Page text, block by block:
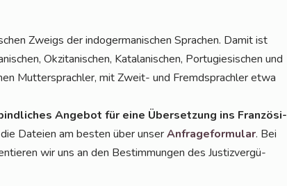
Zweigs der indo­ger­ma­ni­schen Spra­chen. Damit ist
Okzita­ni­schen, Kata­la­ni­schen, Por­tu­gie­si­schen und
Mut­ter­sprach­ler, mit Zweit- und Fremd­sprach­ler etwa
Ange­bot für eine Über­set­zung ins Fran­zö­si­
Datei­en am bes­ten über unserAnfra­ge­for­mu­lar. Bei
wir uns an den Bestim­mun­gen des Jus­tiz­ver­gü­